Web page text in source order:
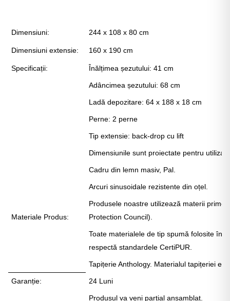
Dimensiuni: 244 x 108 x 80 cm
Dimensiuni extensie: 160 x 190 cm
Specificații: Înălțimea șezutului: 41 cm
Adâncimea șezutului: 68 cm
Ladă depozitare: 64 x 188 x 18 cm
Perne: 2 perne
Tip extensie: back-drop cu lift
Dimensiunile sunt proiectate pentru
Materiale Produs:
Cadru din lemn masiv, Pal.
Arcuri sinusoidale rezistente din oțel.
Produsele noastre utilizează materii prime
Protection Council).
Toate materialele de tip spumă folosite în
respectă standardele CertiPUR.
Tapițerie Anthology. Materialul tapițeriei
Garanție: 24 Luni
Produsul va veni parțial ansamblat.